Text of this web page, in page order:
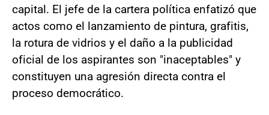
capital. El jefe de la cartera política enfatizó que
actos como el lanzamiento de pintura, grafitis,
la rotura de vidrios y el daño a la publicidad
oficial de los aspirantes son "inaceptables" y
constituyen una agresión directa contra el
proceso democrático.